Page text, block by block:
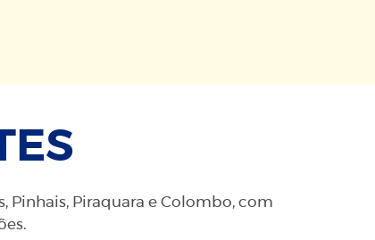
Pinhais, Piraquara e Colombo, com